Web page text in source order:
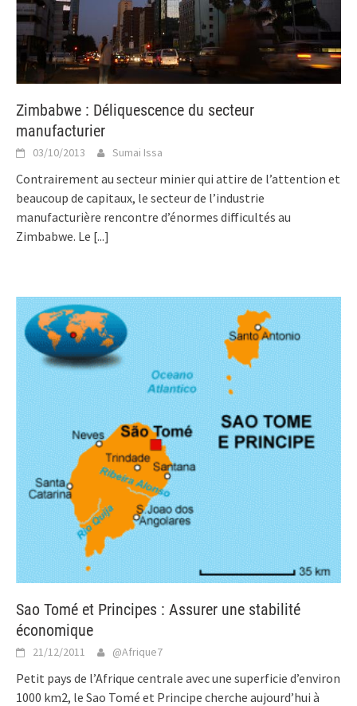
Zimbabwe : Déliquescence du secteur
manufacturier
03/10/2013 Sumai Issa
Contrairement au secteur minier qui attire de l’attention et
beaucoup de capitaux, le secteur de l’industrie
manufacturière rencontre d’énormes difficultés au
Zimbabwe. Le [...]
Sao Tomé et Principes : Assurer une stabilité
économique
21/12/2011 @Afrique7
Petit pays de l’Afrique centrale avec une superficie d’environ
1000 km2, le Sao Tomé et Principe cherche aujourd’hui à